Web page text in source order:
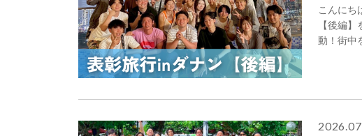
こんにち
【後編
動！街中